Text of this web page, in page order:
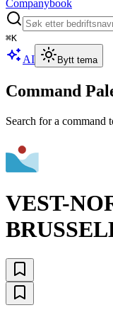
Companybook
⌘K
AI Bytt tema
Command
Search for a command
VEST-